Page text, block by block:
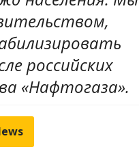
российских
«Нафтогаза».